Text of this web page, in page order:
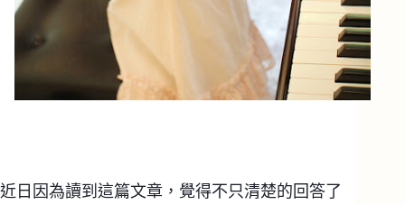
近日因為讀到這篇文章，覺得不只清楚的回答了